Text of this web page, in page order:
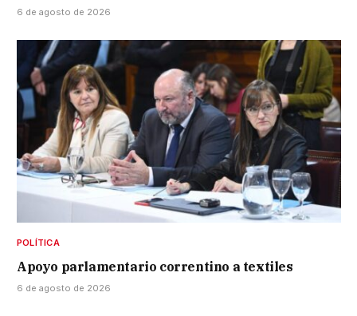
6 de agosto de 2026
POLÍTICA
Apoyo parlamentario correntino a textiles
6 de agosto de 2026